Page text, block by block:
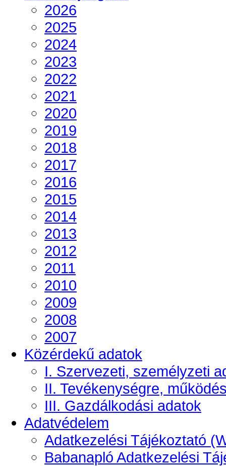
2026
2025
2024
2023
2022
2021
2020
2019
2018
2017
2016
2015
2014
2013
2012
2011
2010
2009
2008
2007
Közérdekű adatok
I. Szervezeti, személyzeti
II. Tevékenységre,
III. Gazdálkodási adatok
Adatvédelem
Adatkezelési Tájékoztató
Babanapló Adatkezelési